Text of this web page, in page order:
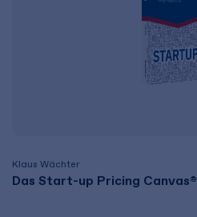
Klaus Wächter
Das Start-up Pricing Canvas®